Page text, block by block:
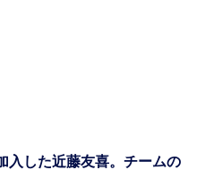
した近藤友喜。チームの